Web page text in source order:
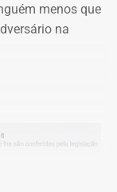
e debates sobre
menos que
na